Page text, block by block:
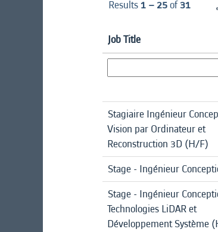
Results1 – 25of31
Job Title
Stagiaire Ingénieur
Vision par Ordinateur et
Reconstruction 3D (H/F)
Stage - Ingénieur
Stage - Ingénieur
Technologies LiDAR et
Développement Système